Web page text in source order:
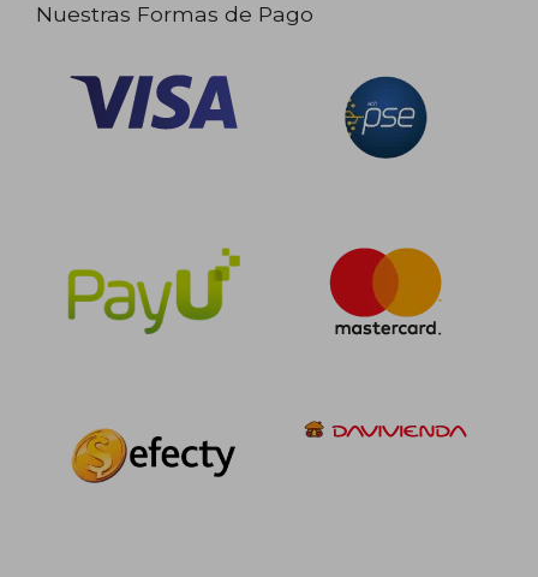
Nuestras Formas de Pago